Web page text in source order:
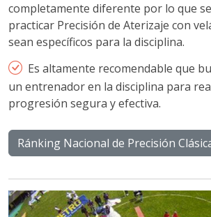
completamente diferente por lo que
practicar Precisión de Aterizaje con
sean específicos para la disciplina.
Es altamente recomendable que
un entrenador en la disciplina para
progresión segura y efectiva.
Ránking Nacional de Precisión